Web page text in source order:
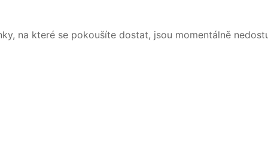
na které se pokoušíte dostat, jsou momentálně